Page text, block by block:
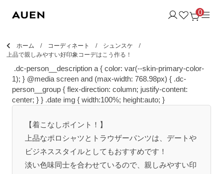
0
ホーム コーディネート
シュンスケ
上品で親しみやすい好印象コーデはこう作る！
.dc-person__description a { color: var(--skin-primary-color-
1); } @media screen and (max-width: 768.98px) { .dc-
person__group { flex-direction: column; justify-content:
center; } } .date img { width:100%; height:auto; }
【着こなしポイント！】
上品なポロシャツとトラウザーパンツは、デートや
ビジネススタイルとしてもおすすめです！
淡い色味同士を合わせているので、親しみやすい印